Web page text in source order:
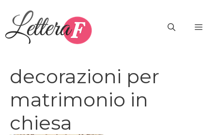
contenuto
decorazioni per
matrimonio in
chiesa